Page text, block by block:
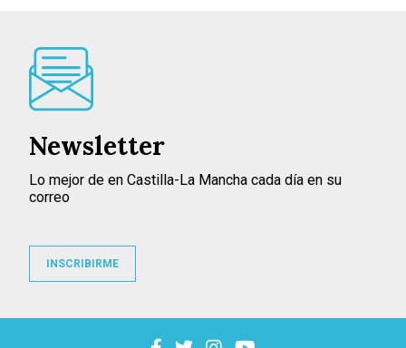
Newsletter
Lo mejor de en Castilla-La Mancha cada día en su
correo
INSCRIBIRME